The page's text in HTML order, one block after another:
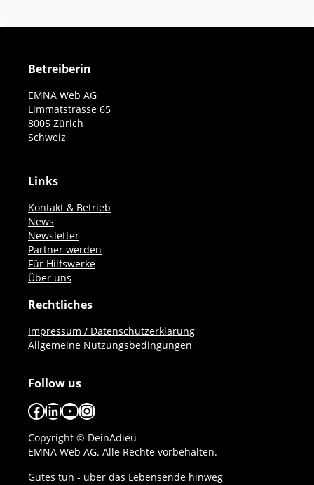
Betreiberin
EMNA Web AG
Limmatstrasse 65
8005 Zürich
Schweiz
Links
Kontakt & Betrieb
News
Newsletter
Partner werden
Für Hilfswerke
Über uns
Rechtliches
Impressum / Datenschutzerklärung
Allgemeine Nutzungsbedingungen
Follow us
Facebook
LinkedIn
YouTube
Instagram
Copyright © DeinAdieu
EMNA Web AG. Alle Rechte vorbehalten.
Gutes tun - über das Lebensende hinweg